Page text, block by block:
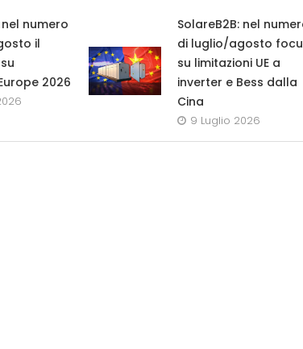
nel numero
il
2026
SolareB2B: nel
di luglio/agosto
su limitazioni UE a
inverter e Bess dalla
Cina
9 Luglio 2026